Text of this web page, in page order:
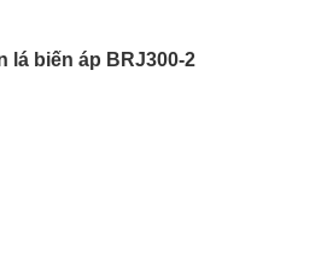
lá biến áp BRJ300-2